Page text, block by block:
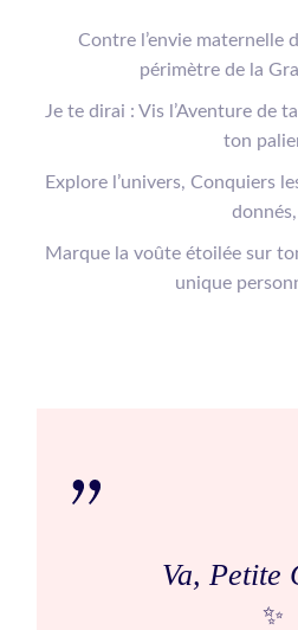
Contre l’envie maternelle
périmètre de la
Je te dirai : Vis l’Aventure de
ton
Explore l’univers, Conquiers
donnés,
Marque la voûteétoilée sur
unique
Va, Petite
✨